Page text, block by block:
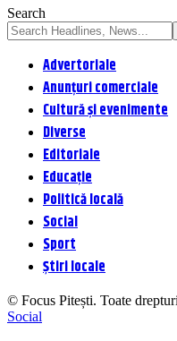
Search
Advertoriale
Anunțuri comerciale
Cultură și evenimente
Diverse
Editoriale
Educație
Politică locală
Social
Sport
Știri locale
© Focus Pitești. Toate
Social